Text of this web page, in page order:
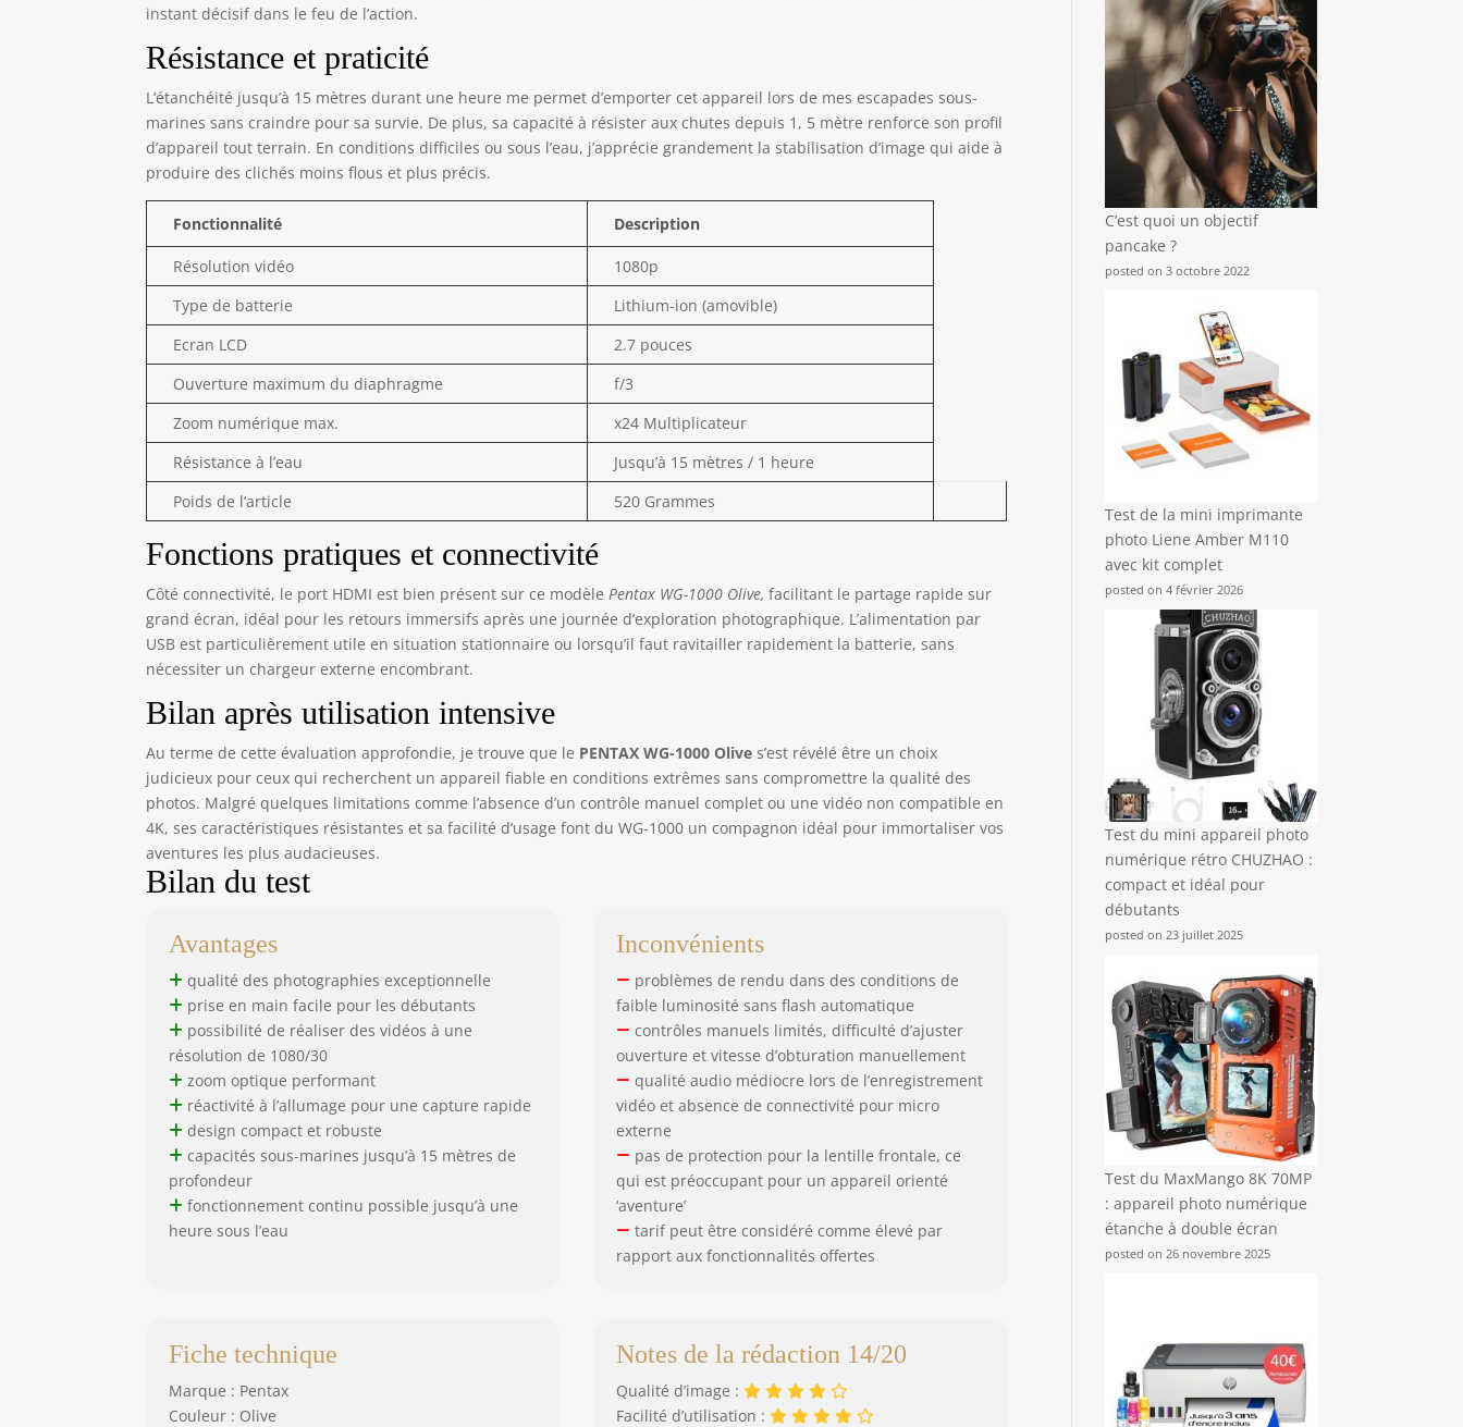
instant décisif dans le feu de l’action.
Résistance et praticité
L’étanchéité jusqu’à 15 mètres durant une heure me permet d’emporter cet appareil lors de mes escapades sous-
marines sans craindre pour sa survie. De plus, sa capacité à résister aux chutes depuis 1, 5 mètre renforce son profil
d’appareil tout terrain. En conditions difficiles ou sous l’eau, j’apprécie grandement la stabilisation d’image qui aide à
produire des clichés moins flous et plus précis.
Fonctionnalité Description
Résolution vidéo
1080p
Type de batterie
Lithium-ion (amovible)
Ecran LCD
2.7 pouces
Ouverture maximum du diaphragme
f/3
Zoom numérique max.
x24 Multiplicateur
Résistance à l’eau
Jusqu’à 15 mètres / 1 heure
Poids de l’article
520 Grammes
Fonctions pratiques et connectivité
Côté connectivité, le port HDMI est bien présent sur ce modèle Pentax WG-1000 Olive, facilitant le partage rapide sur
grand écran, idéal pour les retours immersifs après une journée d’exploration photographique. L’alimentation par
USB est particulièrement utile en situation stationnaire ou lorsqu’il faut ravitailler rapidement la batterie, sans
nécessiter un chargeur externe encombrant.
Bilan après utilisation intensive
Au terme de cette évaluation approfondie, je trouve que le PENTAX WG-1000 Olive s’est révélé être un choix
judicieux pour ceux qui recherchent un appareil fiable en conditions extrêmes sans compromettre la qualité des
photos. Malgré quelques limitations comme l’absence d’un contrôle manuel complet ou une vidéo non compatible en
4K, ses caractéristiques résistantes et sa facilité d’usage font du WG-1000 un compagnon idéal pour immortaliser vos
aventures les plus audacieuses.
Bilan du test
Avantages
qualité des photographies exceptionnelle
prise en main facile pour les débutants
possibilité de réaliser des vidéos à une
résolution de 1080/30
zoom optique performant
réactivité à l’allumage pour une capture rapide
design compact et robuste
capacités sous-marines jusqu’à 15 mètres de
profondeur
fonctionnement continu possible jusqu’à une
heure sous l’eau
Inconvénients
problèmes de rendu dans des conditions de
faible luminosité sans flash automatique
contrôles manuels limités, difficulté d’ajuster
ouverture et vitesse d’obturation manuellement
qualité audio médiocre lors de l’enregistrement
vidéo et absence de connectivité pour micro
externe
pas de protection pour la lentille frontale, ce
qui est préoccupant pour un appareil orienté
‘aventure’
tarif peut être considéré comme élevé par
rapport aux fonctionnalités offertes
Fiche technique
Marque : Pentax
Couleur : Olive
Notes de la rédaction 14/20
Qualité d’image :
Facilité d’utilisation :
C’est quoi un objectif
pancake ?
posted on 3 octobre 2022
Test de la mini imprimante
photo Liene Amber M110
avec kit complet
posted on 4 février 2026
Test du mini appareil photo
numérique rétro CHUZHAO :
compact et idéal pour
débutants
posted on 23 juillet 2025
Test du MaxMango 8K 70MP
: appareil photo numérique
étanche à double écran
posted on 26 novembre 2025